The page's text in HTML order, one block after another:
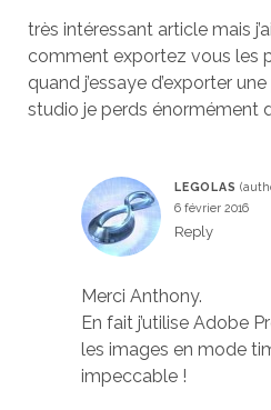
très intéressant article mais
comment exportez vous les
quand j’essaye d’exporter
studio je perds énormément
LEGOLAS
6 février 2016
Reply
Merci Anthony.
En fait j’utilise Adobe
les images en mode
impeccable !